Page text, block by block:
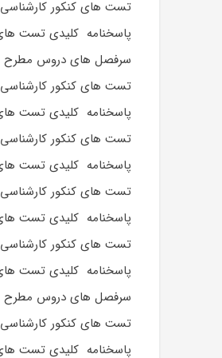
تست های کنکور کارشناسی
پاسخنامه کلیدی تست های
سرفصل های دروس مطرح شده
تست های کنکور کارشناسی
پاسخنامه کلیدی تست های
تست های کنکور کارشناسی
پاسخنامه کلیدی تست های
تست های کنکور کارشناسی
پاسخنامه کلیدی تست های
تست های کنکور کارشناسی
پاسخنامه کلیدی تست های
سرفصل های دروس مطرح شده
تست های کنکور کارشناسی
پاسخنامه کلیدی تست های